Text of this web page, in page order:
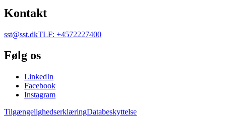
Kontakt
sst@sst.dkTLF: +4572227400
Følg os
LinkedIn
Facebook
Instagram
TilgængelighedserklæringDatabeskyttelse